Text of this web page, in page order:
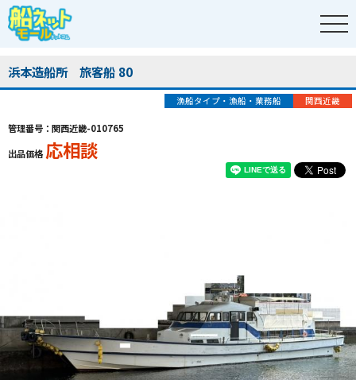
浜本造船所 旅客船 80
漁船タイプ・漁船・業務船 関西近畿
管理番号：関西近畿-010765
出品価格応相談